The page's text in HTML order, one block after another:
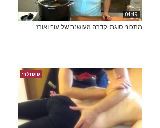
04:49
מתכוני סוגת: קדרה מעושנת של עוף ואורז
פופולרי